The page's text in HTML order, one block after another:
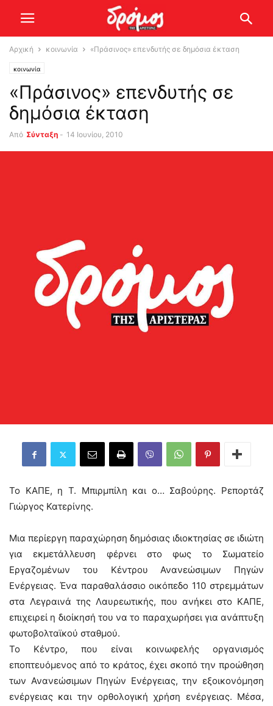
Αρχική κοινωνία «Πράσινος» επενδυτής σε δημόσια έκταση
κοινωνία
«Πράσινος» επενδυτής σε
δημόσια έκταση
Από Σύνταξη - 14 Ιουνίου, 2010
Το ΚΑΠΕ, η Τ. Μπιρμπίλη και ο… Σαβούρης. Ρεπορτάζ
Γιώργος Κατερίνης.
Μια περίεργη παραχώρηση δημόσιας ιδιοκτησίας σε ιδιώτη
για εκμετάλλευση φέρνει στο φως το Σωματείο
Εργαζομένων του Κέντρου Ανανεώσιμων Πηγών
Ενέργειας. Ένα παραθαλάσσιο οικόπεδο 110 στρεμμάτων
στα Λεγραινά της Λαυρεωτικής, που ανήκει στο ΚΑΠΕ,
επιχειρεί η διοίκησή του να το παραχωρήσει για ανάπτυξη
φωτοβολταϊκού σταθμού.
Το Κέντρο, που είναι κοινωφελής οργανισμός
εποπτευόμενος από το κράτος, έχει σκοπό την προώθηση
των Ανανεώσιμων Πηγών Ενέργειας, την εξοικονόμηση
ενέργειας και την ορθολογική χρήση ενέργειας. Μέσα,